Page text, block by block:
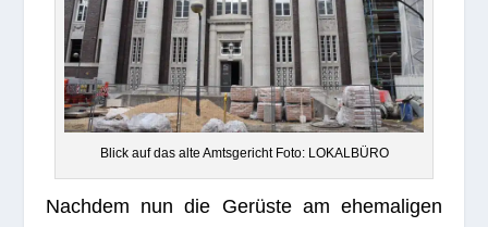
Blick auf das alte Amts­ge­richt Foto: LOKALBÜRO
Nach­dem nun die Gerüste am ehe­ma­li­gen